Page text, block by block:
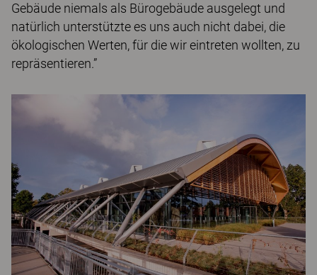
Gebäude niemals als Bürogebäude ausgelegt und
natürlich unterstützte es uns auch nicht dabei, die
ökologischen Werten, für die wir eintreten wollten, zu
repräsentieren.”